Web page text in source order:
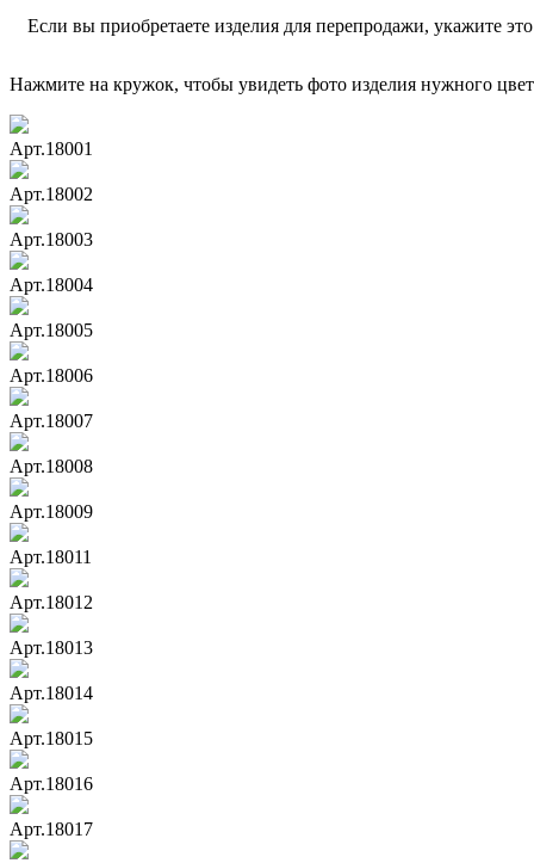
Если вы приобретаете изделия для перепродажи, укажите
Нажмите на кружок, чтобы увидеть фото изделия нужного
Арт.18001
Арт.18002
Арт.18003
Арт.18004
Арт.18005
Арт.18006
Арт.18007
Арт.18008
Арт.18009
Арт.18011
Арт.18012
Арт.18013
Арт.18014
Арт.18015
Арт.18016
Арт.18017